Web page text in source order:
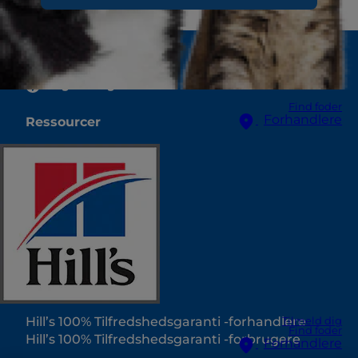
Find foder
Forhandlere
Tilmeld dig
Find foder
Forhandlere
Vælg din region
Ressourcer
Kontakt os
Oversigtskort
Vores sider
Hill’s Vet
Karriere
Internatpartnere
Hill’s 100% Tilfredshedsgaranti -forhandlere
Hill’s 100% Tilfredshedsgaranti -forbrugere